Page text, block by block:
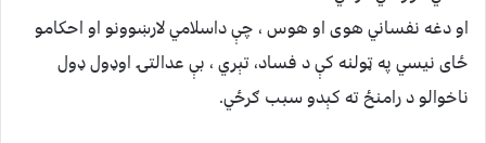
او دغه نفساني هوى او هوس ، چې داسلامي لارښوونو او احکامو
ځاى نيسي په ټولنه کې د فساد، تېري ، بې عدالتۍ اوډول ډول
ناخوالو د رامنځ ته کېدو سبب ګرځي.